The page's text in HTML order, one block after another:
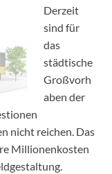
Derzeit
sind für
das
städtische
Großvorh
aben der
nicht reichen. Das
Millionenkosten